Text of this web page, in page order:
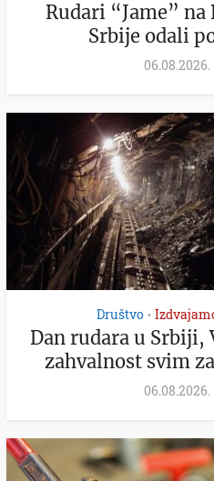
Rudari “Jame” na
Srbije odali
06.08.2026.
Društvo •
Dan rudara u Srbiji,
zahvalnost svim
06.08.2026.